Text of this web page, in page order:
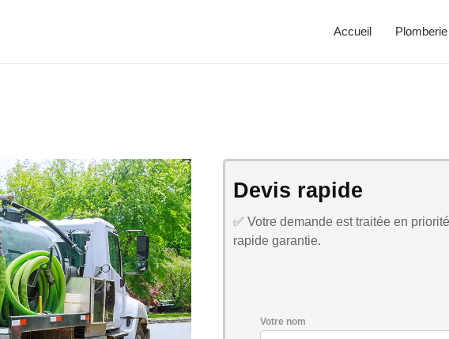
Accueil Plomberie
Devis rapide
✅ Votre demande est traitée en
rapide garantie.
Votre nom